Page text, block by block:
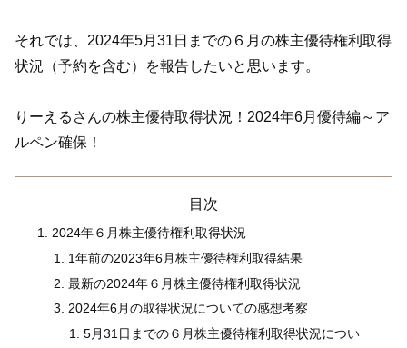
それでは、2024年5月31日までの６月の株主優待権利取得
状況（予約を含む）を報告したいと思います。
りーえるさんの株主優待取得状況！2024年6月優待編～ア
ルペン確保！
目次
2024年６月株主優待権利取得状況
1年前の2023年6月株主優待権利取得結果
最新の2024年６月株主優待権利取得状況
2024年6月の取得状況についての感想考察
5月31日までの６月株主優待権利取得状況につい